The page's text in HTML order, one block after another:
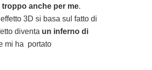
troppo anche per me.
3D si basa sul fatto di
diventa un inferno di
mi ha portato